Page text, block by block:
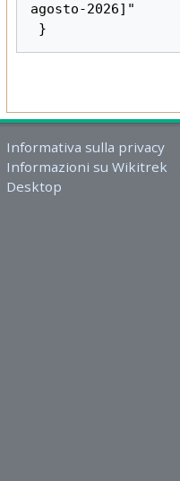
agosto-2026]"
Informativa sulla privacy
Informazioni su Wikitrek
Desktop